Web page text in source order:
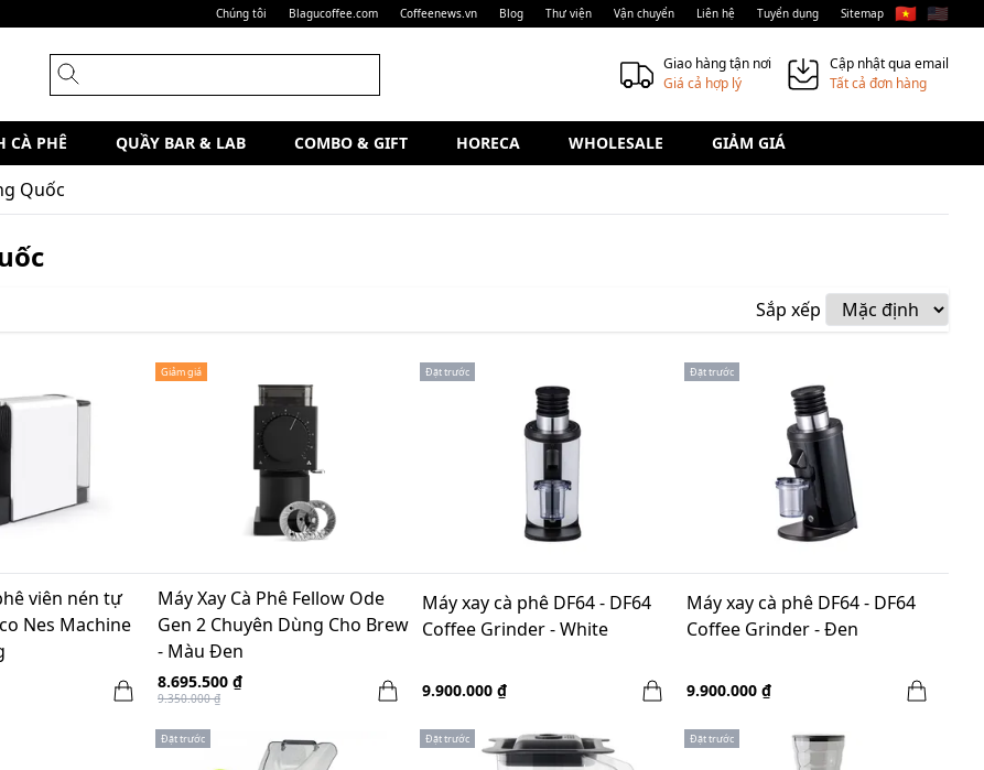
Chúng tôi Blagucoffee.com Coffeenews.vn Blog Thư viện Vận chuyển Liên hệ Tuyển dụng Sitemap 🇻🇳 🇺🇸
Giao hàng tận nơi
Giá cả hợp lý
Cập nhật qua email
Tất cả đơn hàng
CÀ PHÊ QUẦY BAR & LAB COMBO & GIFT HORECA WHOLESALE GIẢM GIÁ
Quốc
Sắp xếp
viên nén tự
Nes Machine
Giảm giá
Máy Xay Cà Phê Fellow Ode
Gen 2 Chuyên Dùng Cho Brew
- Màu Đen
8.695.500 ₫
9.350.000 ₫
Đặt trước
Máy xay cà phê DF64 - DF64
Coffee Grinder - White
9.900.000 ₫
Đặt trước
Máy xay cà phê DF64 - DF64
Coffee Grinder - Đen
9.900.000 ₫
Đặt trước Đặt trước Đặt trước